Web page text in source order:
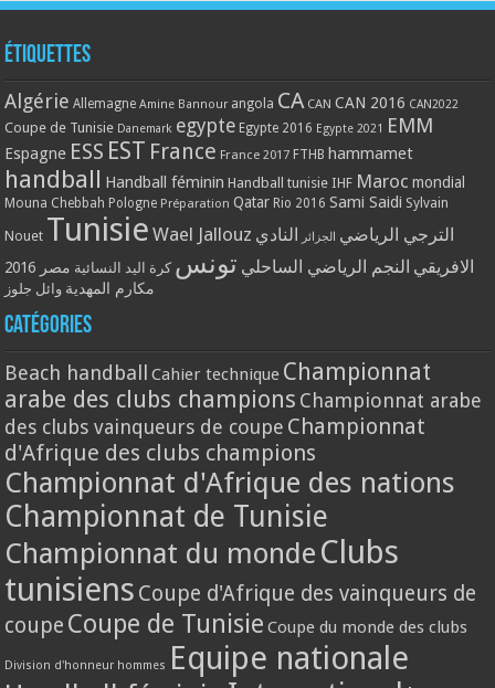
Étiquettes
Algérie Allemagne Amine Bannour angola CA CAN CAN 2016 CAN2022
Coupe de Tunisie Danemark egypte Egypte 2016 Egypte 2021 EMM
Espagne ESS EST France France 2017 FTHB hammamet
handball Handball féminin Handball tunisie IHF Maroc mondial
Mouna Chebbah Pologne Préparation Qatar Rio 2016 Sami Saidi Sylvain
Nouet Tunisie Wael Jallouz الترجي الرياضي الجزائر النادي
الافريقي النجم الرياضي الساحلي تونس كرة اليد النسائية مصر 2016
مكارم المهدية وائل جلوز
Catégories
Beach handball Cahier technique Championnat
arabe des clubs champions Championnat arabe
des clubs vainqueurs de coupe Championnat
d'Afrique des clubs champions
Championnat d'Afrique des nations
Championnat de Tunisie
Championnat du monde Clubs
tunisiens Coupe d'Afrique des vainqueurs de
coupe Coupe de Tunisie Coupe du monde des clubs
Division d'honneur hommes Equipe nationale